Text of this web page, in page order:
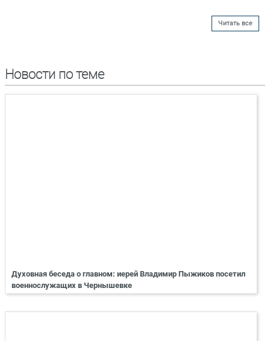
Читать все
Новости по теме
Духовная беседа о главном: иерей Владимир Пыжиков посетил
военнослужащих в Чернышевке